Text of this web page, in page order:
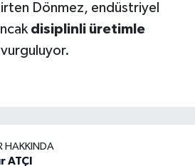
Dönmez, endüstriyel
disiplinli üretimle
HAKKINDA
ATÇI